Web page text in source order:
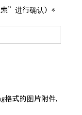
”进行确认）*
式的图片附件，